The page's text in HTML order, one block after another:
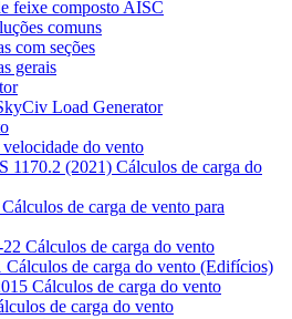
feixe composto AISC
comuns
com seções
gerais
Load Generator
do vento
1170.2 (2021) Cálculos de carga do
de carga de vento para
Cálculos de carga do vento
Cálculos de carga do vento (Edifícios)
Cálculos de carga do vento
de carga do vento